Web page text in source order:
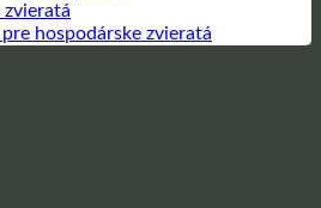
zvieratá
hospodárske zvieratá